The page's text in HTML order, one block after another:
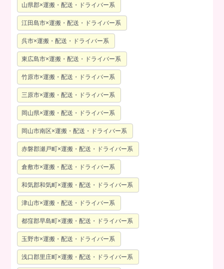
山県郡×運搬・配送・ドライバー系
江田島市×運搬・配送・ドライバー系
呉市×運搬・配送・ドライバー系
東広島市×運搬・配送・ドライバー系
竹原市×運搬・配送・ドライバー系
三原市×運搬・配送・ドライバー系
岡山県×運搬・配送・ドライバー系
岡山市南区×運搬・配送・ドライバー系
赤磐郡瀬戸町×運搬・配送・ドライバー系
倉敷市×運搬・配送・ドライバー系
和気郡和気町×運搬・配送・ドライバー系
津山市×運搬・配送・ドライバー系
都窪郡早島町×運搬・配送・ドライバー系
玉野市×運搬・配送・ドライバー系
浅口郡里庄町×運搬・配送・ドライバー系